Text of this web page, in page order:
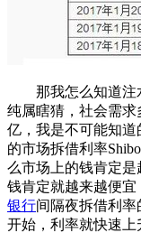
那我怎么知道注
纯属瞎猜，社会需求
亿，我是不可能知
的市场拆借利率
么市场上的钱肯定
钱肯定就越来越便宜
银行间隔夜拆借利
开始，利率就快速上